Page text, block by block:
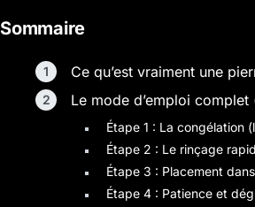
Sommaire
Ce qu’est vraiment une
Le mode d’emploi
Étape 1 : La congélation
Étape 2 : Le rinçage
Étape 3 : Placement
Étape 4 : Patience et